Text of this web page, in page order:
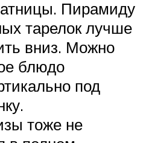
Пирамиду
тарелок лучше
вниз. Можно
блюдо
под
тоже не